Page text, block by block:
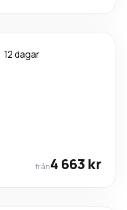
12 dagar
från4 663 kr